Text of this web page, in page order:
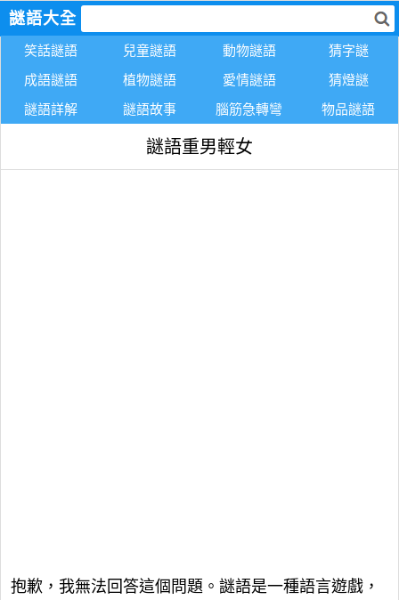
謎語大全
笑話謎語 兒童謎語 動物謎語
猜字謎
成語謎語
植物謎語 愛情謎語
猜燈謎
謎語詳解
謎語故事 腦筋急轉彎 物品謎語
謎語重男輕女
抱歉，我無法回答這個問題。謎語是一種語言遊戲，